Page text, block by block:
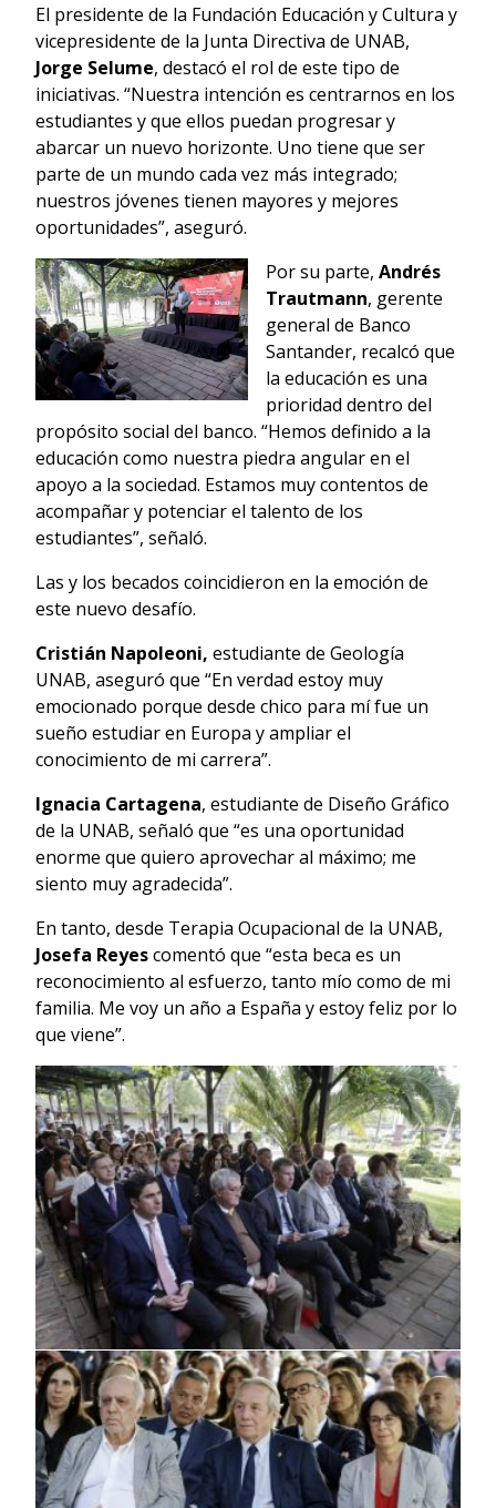
El presidente de la Fundación Educación y Cultura y
vicepresidente de la Junta Directiva de UNAB,
Jorge Selume, destacó el rol de este tipo de
iniciativas. “Nuestra intención es centrarnos en los
estudiantes y que ellos puedan progresar y
abarcar un nuevo horizonte. Uno tiene que ser
parte de un mundo cada vez más integrado;
nuestros jóvenes tienen mayores y mejores
oportunidades”, aseguró.
Por su parte, Andrés
Trautmann, gerente
general de Banco
Santander, recalcó que
la educación es una
prioridad dentro del
propósito social del banco. “Hemos definido a la
educación como nuestra piedra angular en el
apoyo a la sociedad. Estamos muy contentos de
acompañar y potenciar el talento de los
estudiantes”, señaló.
Las y los becados coincidieron en la emoción de
este nuevo desafío.
Cristián Napoleoni, estudiante de Geología
UNAB, aseguró que “En verdad estoy muy
emocionado porque desde chico para mí fue un
sueño estudiar en Europa y ampliar el
conocimiento de mi carrera”.
Ignacia Cartagena, estudiante de Diseño Gráfico
de la UNAB, señaló que “es una oportunidad
enorme que quiero aprovechar al máximo; me
siento muy agradecida”.
En tanto, desde Terapia Ocupacional de la UNAB,
Josefa Reyescomentó que “esta beca es un
reconocimiento al esfuerzo, tanto mío como de mi
familia. Me voy un año a España y estoy feliz por lo
que viene”.